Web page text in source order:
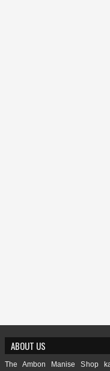
ABOUT US
The Ambon Manise Shop